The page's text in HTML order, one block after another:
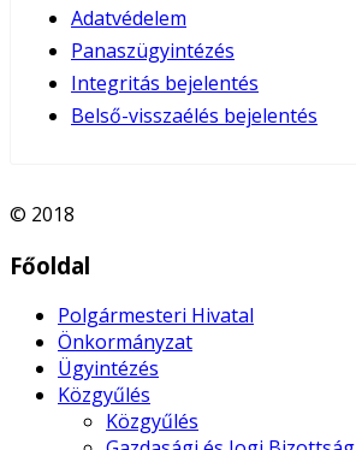
Adatvédelem
Panaszügyintézés
Integritás bejelentés
Belső-visszaélés bejelentés
© 2018
Főoldal
Polgármesteri Hivatal
Önkormányzat
Ügyintézés
Közgyűlés
Közgyűlés